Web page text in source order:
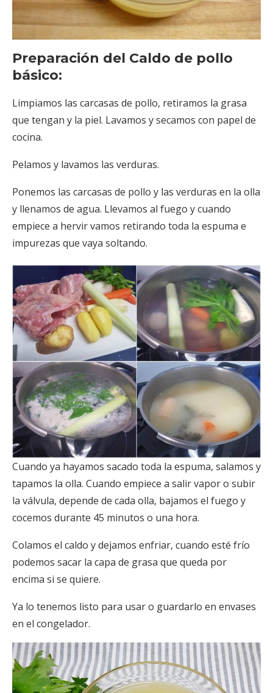
Preparación del Caldo de pollo
básico:
Limpiamos las carcasas de pollo, retiramos la grasa
que tengan y la piel. Lavamos y secamos con papel de
cocina.
Pelamos y lavamos las verduras.
Ponemos las carcasas de pollo y las verduras en la olla
y llenamos de agua. Llevamos al fuego y cuando
empiece a hervir vamos retirando toda la espuma e
impurezas que vaya soltando.
Cuando ya hayamos sacado toda la espuma, salamos y
tapamos la olla. Cuando empiece a salir vapor o subir
la válvula, depende de cada olla, bajamos el fuego y
cocemos durante 45 minutos o una hora.
Colamos el caldo y dejamos enfriar, cuando esté frío
podemos sacar la capa de grasa que queda por
encima si se quiere.
Ya lo tenemos listo para usar o guardarlo en envases
en el congelador.